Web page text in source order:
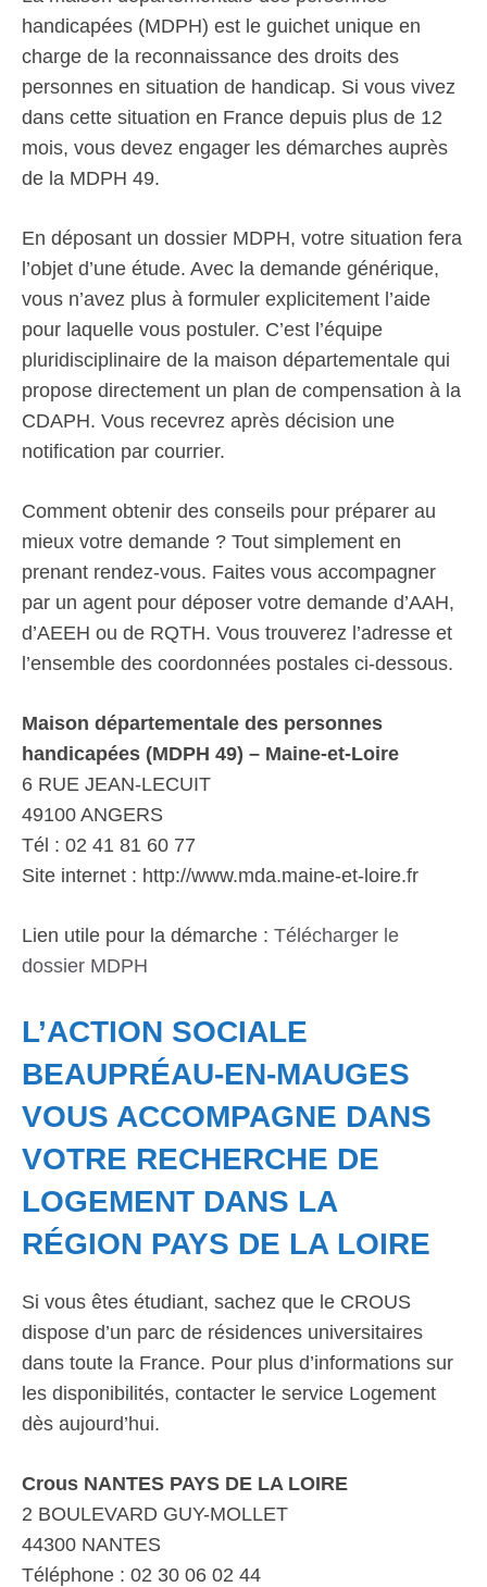
handicapées (MDPH) est le guichet unique en
charge de la reconnaissance des droits des
personnes en situation de handicap. Si vous vivez
dans cette situation en France depuis plus de 12
mois, vous devez engager les démarches auprès
de la MDPH 49.
En déposant un dossier MDPH, votre situation fera
l’objet d’une étude. Avec la demande générique,
vous n’avez plus à formuler explicitement l’aide
pour laquelle vous postuler. C’est l’équipe
pluridisciplinaire de la maison départementale qui
propose directement un plan de compensation à la
CDAPH. Vous recevrez après décision une
notification par courrier.
Comment obtenir des conseils pour préparer au
mieux votre demande ? Tout simplement en
prenant rendez-vous. Faites vous accompagner
par un agent pour déposer votre demande d’AAH,
d’AEEH ou de RQTH. Vous trouverez l’adresse et
l’ensemble des coordonnées postales ci-dessous.
Maison départementale des personnes
handicapées (MDPH 49) – Maine-et-Loire
6 RUE JEAN-LECUIT
49100 ANGERS
Tél : 02 41 81 60 77
Site internet : http://www.mda.maine-et-loire.fr
Lien utile pour la démarche : Télécharger le
dossier MDPH
L’ACTION SOCIALE
BEAUPRÉAU-EN-MAUGES
VOUS ACCOMPAGNE DANS
VOTRE RECHERCHE DE
LOGEMENT DANS LA
RÉGION PAYS DE LA LOIRE
Si vous êtes étudiant, sachez que le CROUS
dispose d’un parc de résidences universitaires
dans toute la France. Pour plus d’informations sur
les disponibilités, contacter le service Logement
dès aujourd’hui.
Crous NANTES PAYS DE LA LOIRE
2 BOULEVARD GUY-MOLLET
44300 NANTES
Téléphone : 02 30 06 02 44